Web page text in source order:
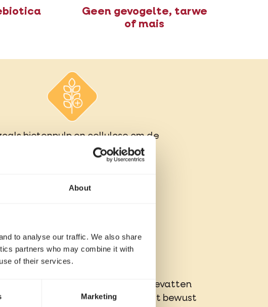
About
to analyse our traffic. We also share
partners who may combine it with
of their services.
Marketing
Geen gevogelte, tarwe
of mais
bietenpulp en cellulose om de
deze brokken bevatten
dierlijke eiwitbron. Opti Life vermijdt bewust